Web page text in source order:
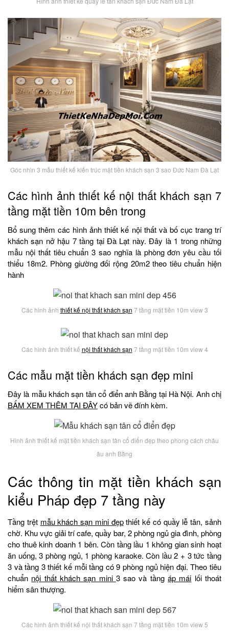
Góc nhìn 3 mẫu thiết kế kiến trúc mặt tiền khách sạn 3 sao Đức Nam Đà Lạt
Các hình ảnh thiết kế nội thất khách sạn 7
tầng mặt tiền 10m bên trong
Bổ sung thêm các hình ảnh thiết kế nội thất và bố cục trang trí
khách sạn nở hậu 7 tầng tại Đà Lạt này. Đây là 1 trong những
mẫu nội thất tiêu chuẩn 3 sao nghĩa là phòng đơn yêu cầu tối
thiểu 18m2. Phòng giường đối rộng 20m2 theo tiêu chuẩn hiện
hành
Các hình ảnh thiết kế nội thất khách sạn 7 tầng mặt tiền 10m view 3
Các hình ảnh thiết kế nội thất khách sạn 7 tầng mặt tiền 10m view 4
Các mẫu mặt tiền khách sạn đẹp mini
Đây là mẫu khách sạn tân cổ điển anh Bằng tại Hà Nội. Anh chị
BẤM XEM THÊM TẠI ĐÂYcó bản vẽ đính kèm.
Hình ảnh thiết kế mặt tiền khách sạn tân cổ điển đẹp theo phong cách châu
âu anh Bằng
Các thông tin mặt tiền khách sạn
kiểu Pháp đẹp 7 tầng này
Tầng trệt mẫu khách sạn mini đẹpthiết kế có quầy lễ tân, sảnh
chờ. Khu vực giải trí cafe, quầy bar, 2 phòng ngủ gia đình, phòng
cho thuê kinh doanh 1 bên. Còn tầng lầu 1 không gian sinh hoạt
ăn uống, 3 phòng ngủ, 1 phòng karaoke. Còn lầu 2 + 3 tức tầng
3 và tầng 3 thiết kế mỗi tầng có 9 phòng ngủ hiện đại. Theo tiêu
chuẩn nội thất khách sạn mini 3 sao và tầngáp mái lối thoát
hiểm sân thượng.
Các hình ảnh thiết kế nội thất khách sạn 7 tầng mặt tiền 10m view 5